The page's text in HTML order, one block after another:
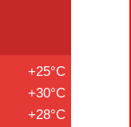
+25°C
+30°C
+28°C